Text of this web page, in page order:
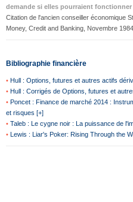
demande si elles pourraient fonctionner
Citation de l'ancien conseiller économique
Money, Credit and Banking, Novembre
Bibliographie financière
• Hull : Options, futures et autres actifs
• Hull : Corrigés de Options, futures et
• Poncet : Finance de marché 2014 :
et risques [+]
• Taleb : Le cygne noir : La puissance de
• Lewis : Liar's Poker: Rising Through the